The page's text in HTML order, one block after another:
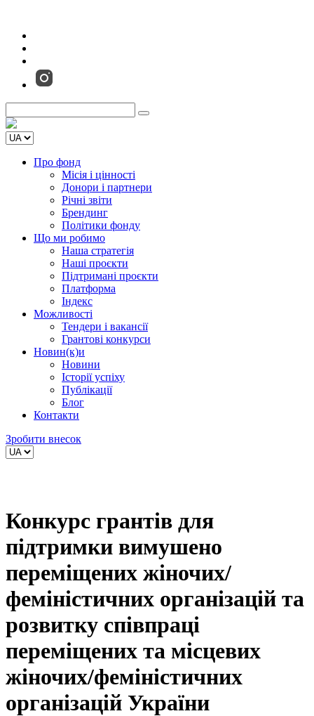
Про фонд
Місія і цінності
Донори і партнери
Річні звіти
Брендинг
Політики фонду
Що ми робимо
Наша стратегія
Наші проєкти
Підтримані проєкти
Платформа
Індекс
Можливості
Тендери і вакансії
Грантові конкурси
Новин(к)и
Новини
Історії успіху
Публікації
Блог
Контакти
Зробити внесок
Конкурс грантів для
підтримки вимушено
переміщених жіночих/
феміністичних організацій та
розвитку співпраці
переміщених та місцевих
жіночих/феміністичних
організацій України